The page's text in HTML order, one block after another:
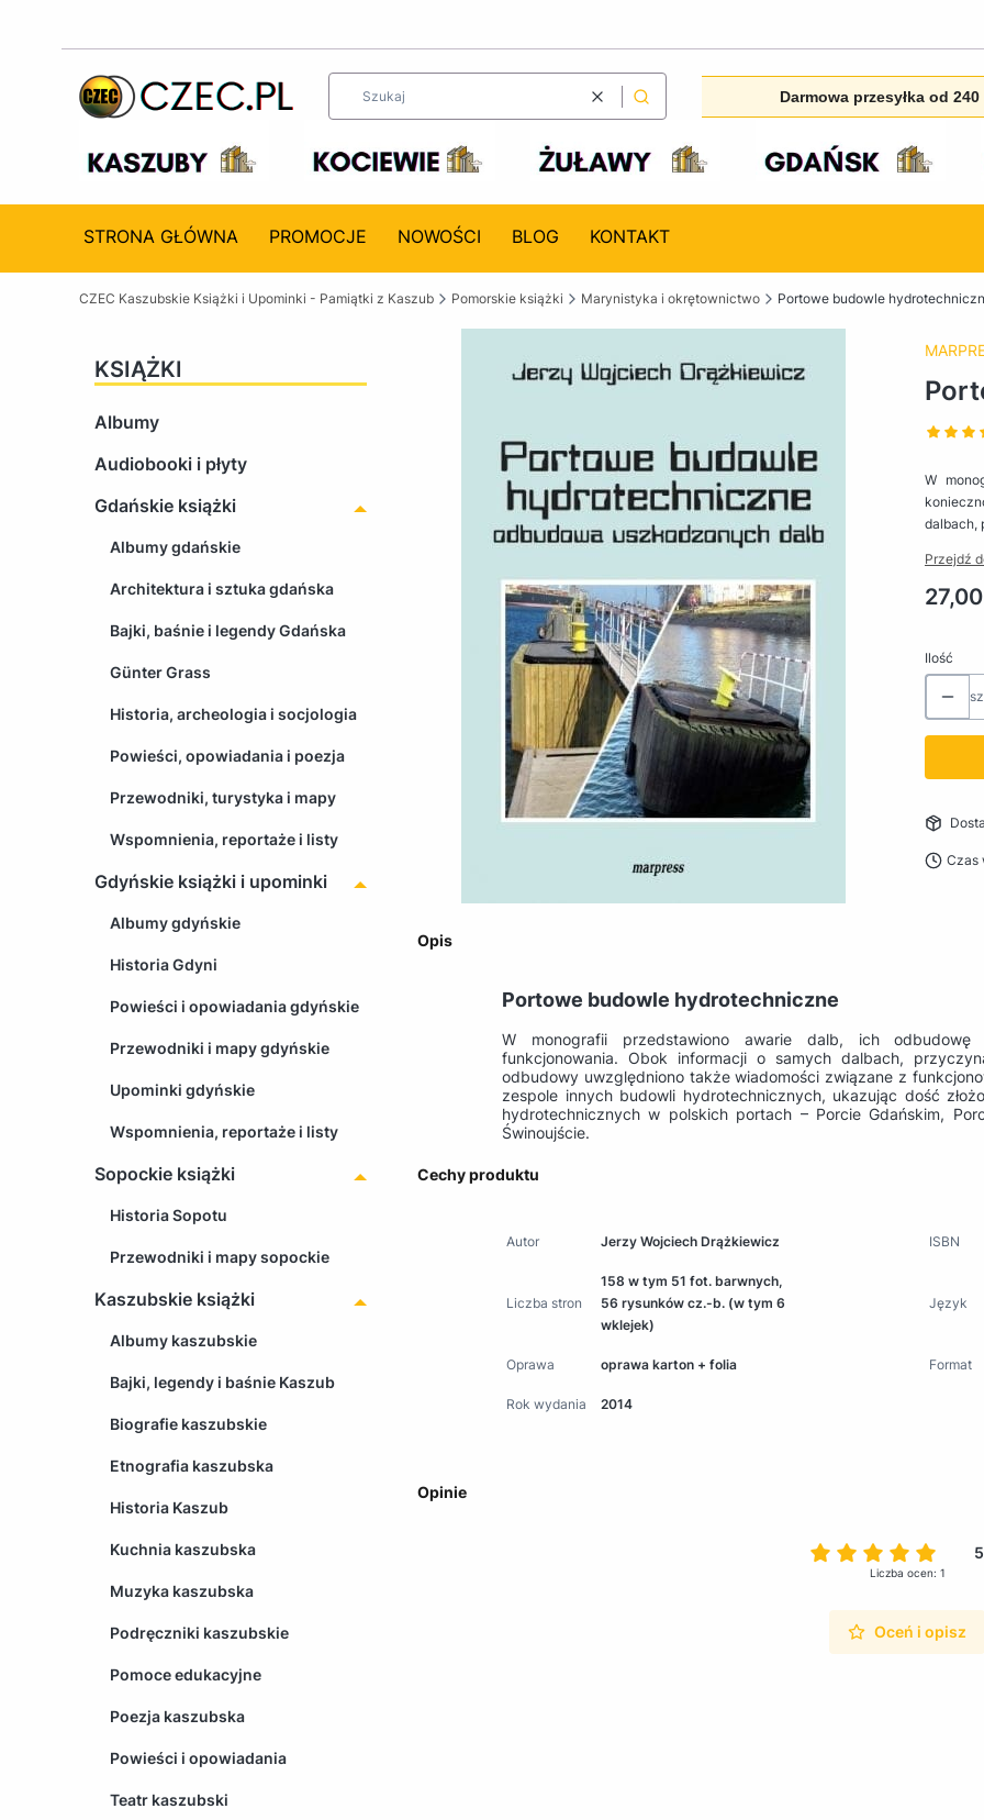
WyczyśćSzukaj Darmowa przesyłka od 240
STRONA GŁÓWNA PROMOCJE NOWOŚCI BLOG KONTAKT
CZEC Kaszubskie Książki i Upominki - Pamiątki z Kaszub Pomorskie książki Marynistyka i okrętownictwo Portowe budowle
KSIĄŻKI
Albumy
Audiobooki i płyty
Gdańskie książki
Albumy gdańskie
Architektura i sztuka gdańska
Bajki, baśnie i legendy Gdańska
Günter Grass
Historia, archeologia i socjologia
Powieści, opowiadania i poezja
Przewodniki, turystyka i mapy
Wspomnienia, reportaże i listy
Gdyńskie książki i upominki
Albumy gdyńskie
Historia Gdyni
Powieści i opowiadania gdyńskie
Przewodniki i mapy gdyńskie
Upominki gdyńskie
Wspomnienia, reportaże i listy
Sopockie książki
Historia Sopotu
Przewodniki i mapy sopockie
Kaszubskie książki
Albumy kaszubskie
Bajki, legendy i baśnie Kaszub
Biografie kaszubskie
Etnografia kaszubska
Historia Kaszub
Kuchnia kaszubska
Muzyka kaszubska
Podręczniki kaszubskie
Pomoce edukacyjne
Poezja kaszubska
Powieści i opowiadania
Teatr kaszubski
W
dalbach,
Przejdź
Cena
27,00
Ilość
Czas
Opis
Portowe budowle hydrotechniczne
W monografii przedstawiono awarie dalb, ich odbudowę
funkcjonowania. Obok informacji o samych dalbach,
odbudowy uwzględniono także wiadomości związane z
zespole innych budowli hydrotechnicznych, ukazując dość
hydrotechnicznych w polskich portach – Porcie Gdańskim,
Świnoujście.
Cechy produktu
Autor Jerzy Wojciech Drążkiewicz ISBN
Liczba stron
158 w tym 51 fot. barwnych,
56 rysunków cz.-b. (w tym 6
wklejek)
Język
Oprawa oprawa karton + folia Format
Rok wydania 2014
Opinie
Liczba ocen: 1
Oceń i opisz